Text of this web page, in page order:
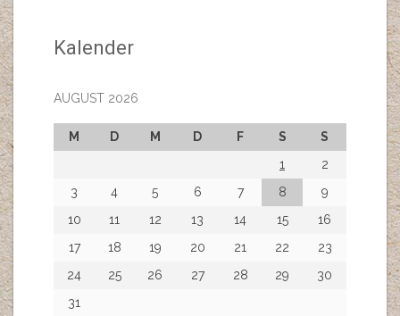
Kalender
AUGUST 2026
M D M D F S
S
1
2
3
4 5 6 7 8
9
10
11 12 13 14 15
16
17
18 19 20 21 22
23
24
25 26 27 28 29
30
31